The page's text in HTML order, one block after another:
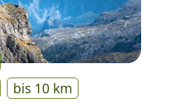
bis 10 km